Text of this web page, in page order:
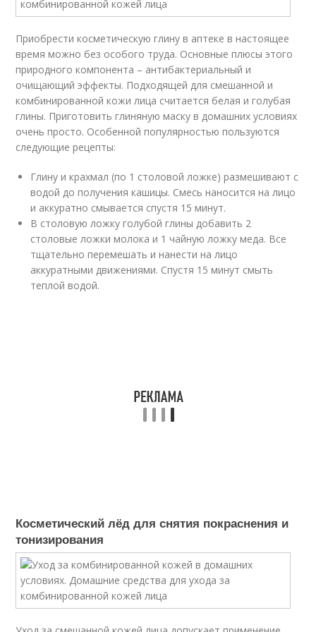
Приобрести косметическую глину в аптеке в настоящее
время можно без особого труда. Основные плюсы этого
природного компонента – антибактериальный и
очищающий эффекты. Подходящей для смешанной и
комбинированной кожи лица считается белая и голубая
глины. Приготовить глиняную маску в домашних условиях
очень просто. Особенной популярностью пользуются
следующие рецепты:
Глину и крахмал (по 1 столовой ложке) размешивают с
водой до получения кашицы. Смесь наносится на лицо
и аккуратно смывается спустя 15 минут.
В столовую ложку голубой глины добавить 2
столовые ложки молока и 1 чайную ложку меда. Все
тщательно перемешать и нанести на лицо
аккуратными движениями. Спустя 15 минут смыть
теплой водой.
Косметический лёд для снятия покраснения и
тонизирования